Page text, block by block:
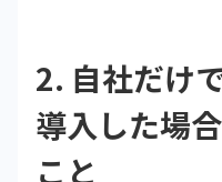
2. 自社だけ
導入した場
こと